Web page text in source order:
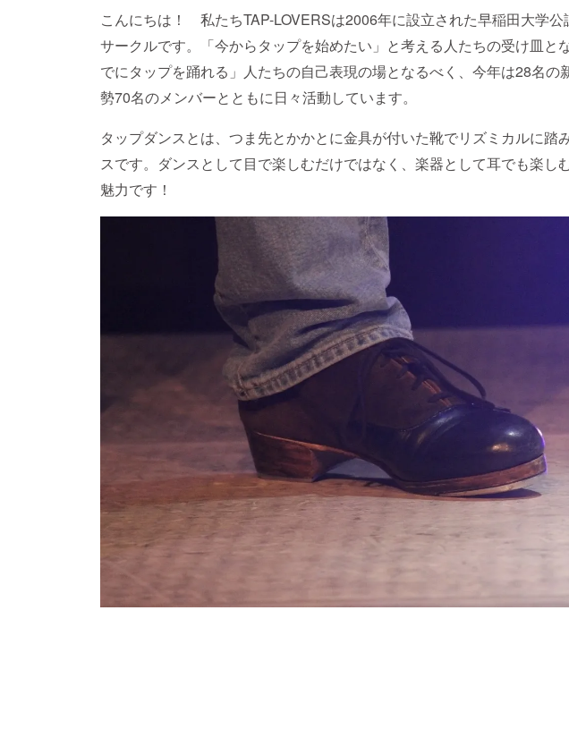
こんにちは！ 私たちTAP-LOVERSは2006年に設立された早稲田大学公
サークルです。「今からタップを始めたい」と考える人たちの受け皿と
でにタップを踊れる」人たちの自己表現の場となるべく、今年は28名の
勢70名のメンバーとともに日々活動しています。
タップダンスとは、つま先とかかとに金具が付いた靴でリズミカルに踏
スです。ダンスとして目で楽しむだけではなく、楽器として耳でも楽し
魅力です！